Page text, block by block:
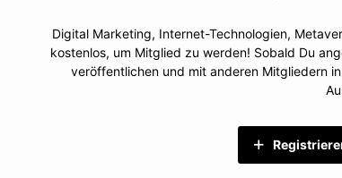
Digital Marketing, Internet-Technologien,
kostenlos, um Mitglied zu werden! Sobald Du
veröffentlichen und mit anderen Mitgliedern